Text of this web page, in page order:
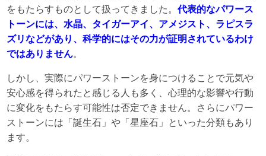
をもたらすものとして扱ってきました。代表的なパワース
トーンには、水晶、タイガーアイ、アメジスト、ラピスラ
ズリなどがあり、科学的にはその力が証明されているわけ
ではありません。
しかし、実際にパワーストーンを身につけることで元気や
安心感を得られたと感じる人も多く、心理的な影響や行動
に変化をもたらす可能性は否定できません。さらにパワー
ストーンには「誕生石」や「星座石」といった分類もあり
ます。